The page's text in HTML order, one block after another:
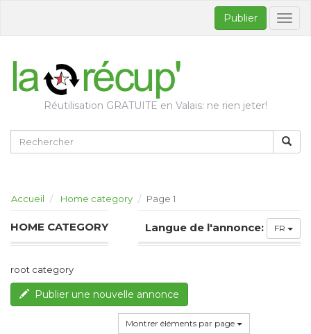
Publier
Réutilisation GRATUITE en Valais: ne rien jeter!
Accueil Home category Page 1
HOME CATEGORY Langue de l'annonce: FR
root category
Publier une nouvelle annonce
Montrer éléments par page